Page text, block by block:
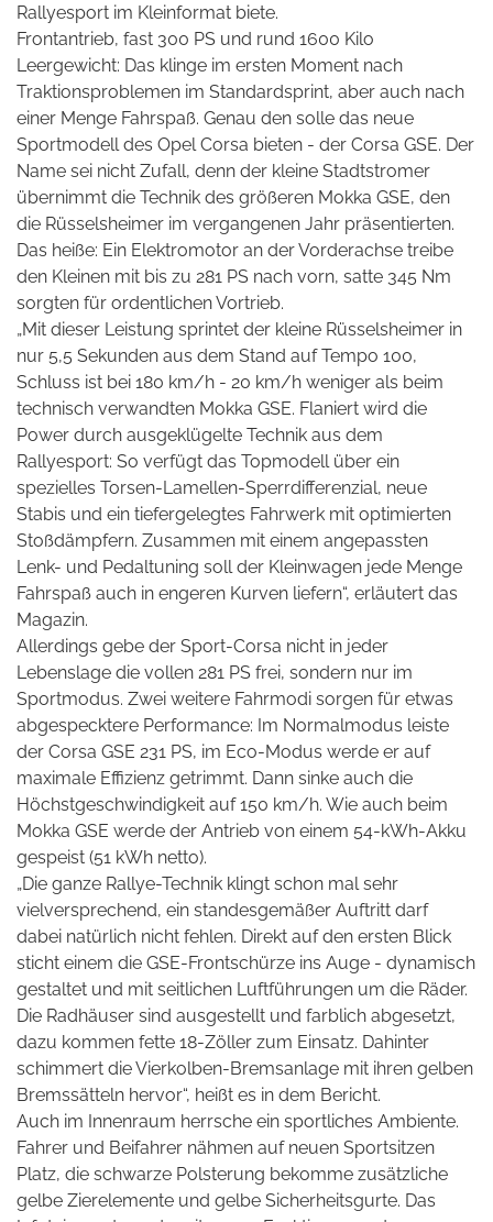
Rallyesport im Kleinformat biete.
Frontantrieb, fast 300 PS und rund 1600 Kilo
Leergewicht: Das klinge im ersten Moment nach
Traktionsproblemen im Standardsprint, aber auch nach
einer Menge Fahrspaß. Genau den solle das neue
Sportmodell des Opel Corsa bieten - der Corsa GSE. Der
Name sei nicht Zufall, denn der kleine Stadtstromer
übernimmt die Technik des größeren Mokka GSE, den
die Rüsselsheimer im vergangenen Jahr präsentierten.
Das heiße: Ein Elektromotor an der Vorderachse treibe
den Kleinen mit bis zu 281 PS nach vorn, satte 345 Nm
sorgten für ordentlichen Vortrieb.
„Mit dieser Leistung sprintet der kleine Rüsselsheimer in
nur 5,5 Sekunden aus dem Stand auf Tempo 100,
Schluss ist bei 180 km/h - 20 km/h weniger als beim
technisch verwandten Mokka GSE. Flaniert wird die
Power durch ausgeklügelte Technik aus dem
Rallyesport: So verfügt das Topmodell über ein
spezielles Torsen-Lamellen-Sperrdifferenzial, neue
Stabis und ein tiefergelegtes Fahrwerk mit optimierten
Stoßdämpfern. Zusammen mit einem angepassten
Lenk- und Pedaltuning soll der Kleinwagen jede Menge
Fahrspaß auch in engeren Kurven liefern“, erläutert das
Magazin.
Allerdings gebe der Sport-Corsa nicht in jeder
Lebenslage die vollen 281 PS frei, sondern nur im
Sportmodus. Zwei weitere Fahrmodi sorgen für etwas
abgespecktere Performance: Im Normalmodus leiste
der Corsa GSE 231 PS, im Eco-Modus werde er auf
maximale Effizienz getrimmt. Dann sinke auch die
Höchstgeschwindigkeit auf 150 km/h. Wie auch beim
Mokka GSE werde der Antrieb von einem 54-kWh-Akku
gespeist (51 kWh netto).
„Die ganze Rallye-Technik klingt schon mal sehr
vielversprechend, ein standesgemäßer Auftritt darf
dabei natürlich nicht fehlen. Direkt auf den ersten Blick
sticht einem die GSE-Frontschürze ins Auge - dynamisch
gestaltet und mit seitlichen Luftführungen um die Räder.
Die Radhäuser sind ausgestellt und farblich abgesetzt,
dazu kommen fette 18-Zöller zum Einsatz. Dahinter
schimmert die Vierkolben-Bremsanlage mit ihren gelben
Bremssätteln hervor“, heißt es in dem Bericht.
Auch im Innenraum herrsche ein sportliches Ambiente.
Fahrer und Beifahrer nähmen auf neuen Sportsitzen
Platz, die schwarze Polsterung bekomme zusätzliche
gelbe Zierelemente und gelbe Sicherheitsgurte. Das